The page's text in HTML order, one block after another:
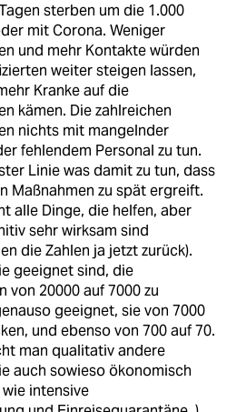
sterben um die 1.000
mit Corona. Weniger
und mehr Kontakte würden
weiter steigen lassen,
Kranke auf die
kämen. Die zahlreichen
nichts mit mangelnder
fehlendem Personal zu tun.
Linie was damit zu tun, dass
Maßnahmen zu spät ergreift.
alle Dinge, die helfen, aber
sehr wirksam sind
die Zahlen ja jetzt zurück).
geeignet sind, die
von 20000 auf 7000 zu
geeignet, sie von 7000
und ebenso von 700 auf 70.
man qualitativ andere
auch sowieso ökonomisch
intensive